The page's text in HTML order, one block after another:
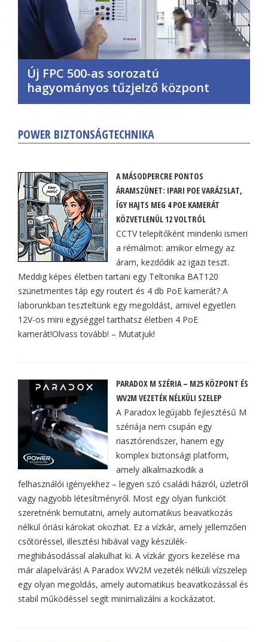
Új FPC 500-as sorozatú
hagyományos tűzjelző központ
POWER BIZTONSÁGTECHNIKA
A MÁSODPERCRE PONTOS
ÁRAMSZÜNET: IPARI POE VARÁZSLAT,
ÍGY HAJTS MEG 4 POE KAMERÁT
KÖZVETLENÜL 12 VOLTRÓL
CCTV telepítőként mindenki ismeri
a rémálmot: amikor elmegy az
áram, kezdődik az igazi teszt.
Meddig képes életben tartani egy Teltonika BAT120
szünetmentes táp egy routert és 4 db PoE kamerát? A
laborunkban teszteltünk egy megoldást, amivel egyetlen
12V-os mini egységgel tarthatsz életben 4 PoE
kamerát!Olvass tovább! – Mutatjuk!
PARADOX M SZÉRIA – M25 KÖZPONT ÉS
WV2M VEZETÉK NÉLKÜLI SZELEP
A Paradox legújabb fejlesztésű M
szériája nem csupán egy
riasztórendszer, hanem egy
komplex biztonsági platform,
amely alkalmazkodik a
felhasználói igényekhez – legyen szó családi házról, üzletről
vagy nagyobb létesítményről. Most egy olyan funkciót
szeretnénk bemutatni, amely automatikus beavatkozás
nélkül óriási károkat okozhat. Ez a vízkár, amely jellemzően
csőtöréssel, illesztési hibával vagy készülék-
meghibásodással alakulhat ki. A vízkár gyors kezelése ma
már alapelvárás! A Paradox WV2M vezeték nélküli vízszelep
egy olyan megoldás, amely automatikus beavatkozással és
stabil működéssel segít minimalizálni a kockázatot.